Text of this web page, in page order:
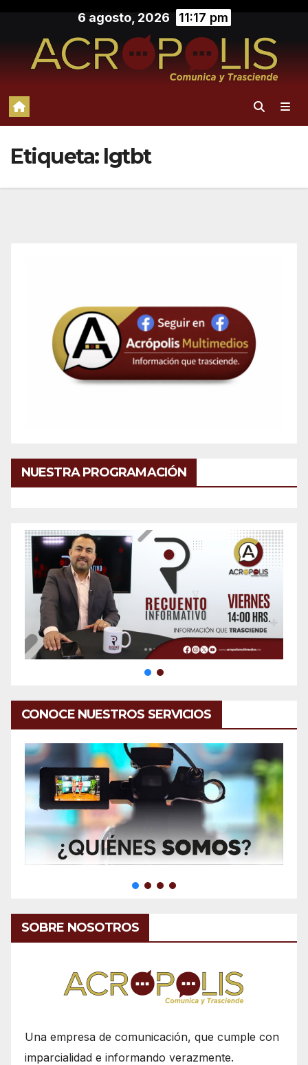
contenido
6 agosto, 2026 11:17 pm
Etiqueta: lgtbt
NUESTRA PROGRAMACIÓN
CONOCE NUESTROS SERVICIOS
SOBRE NOSOTROS
Una empresa de comunicación, que cumple con
imparcialidad e informando verazmente.